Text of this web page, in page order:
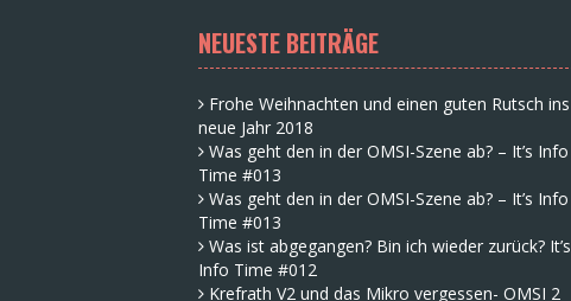
NEUESTE BEITRÄGE
Frohe Weihnachten und einen guten Rutsch ins
neue Jahr 2018
Was geht den in der OMSI-Szene ab? – It’s Info
Time #013
Was geht den in der OMSI-Szene ab? – It’s Info
Time #013
Was ist abgegangen? Bin ich wieder zurück? It’s
Info Time #012
Krefrath V2 und das Mikro vergessen- OMSI 2